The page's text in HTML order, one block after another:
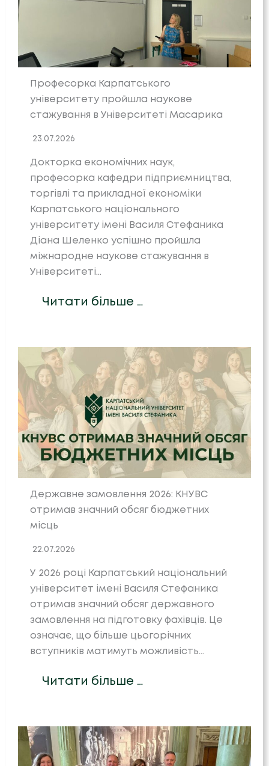
Професорка Карпатського
університету пройшла наукове
стажування в Університеті Масарика
23.07.2026
Докторка економічних наук,
професорка кафедри підприємництва,
торгівлі та прикладної економіки
Карпатського національного
університету імені Василя Стефаника
Діана Шеленко успішно пройшла
міжнародне наукове стажування в
Університеті…
Читати більше …
Державне замовлення 2026: КНУВС
отримав значний обсяг бюджетних
місць
22.07.2026
У 2026 році Карпатський національний
університет імені Василя Стефаника
отримав значний обсяг державного
замовлення на підготовку фахівців. Це
означає, що більше цьогорічних
вступників матимуть можливість…
Читати більше …